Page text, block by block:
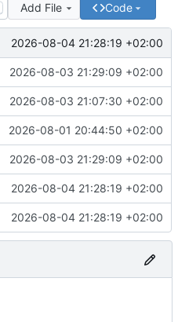
Add File Code
2026-08-04 21:28:19 +02:00
2026-08-03 21:29:09 +02:00
2026-08-03 21:07:30 +02:00
2026-08-01 20:44:50 +02:00
2026-08-03 21:29:09 +02:00
2026-08-04 21:28:19 +02:00
2026-08-04 21:28:19 +02:00